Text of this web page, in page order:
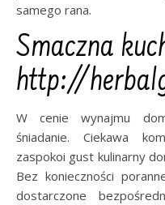
samego rana.
Smaczna
http://
W cenie wynajmu
śniadanie. Ciekawa
zaspokoi gust kulinarny
Bez konieczności
dostarczone